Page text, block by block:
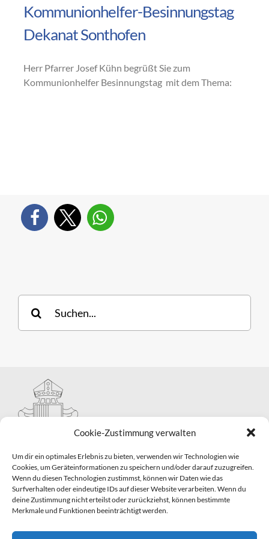
Cookie-Zustimmung verwalten
Um dir ein optimales Erlebnis zu bieten, verwenden wir Technologien wie
Cookies, um Geräteinformationen zu speichern und/oder darauf zuzugreifen.
Wenn du diesen Technologien zustimmst, können wir Daten wie das
Surfverhalten oder eindeutige IDs auf dieser Website verarbeiten. Wenn du
deine Zustimmung nicht erteilst oder zurückziehst, können bestimmte
Merkmale und Funktionen beeinträchtigt werden.
Kommunionhelfer-Besinnungstag
Dekanat Sonthofen
Herr Pfarrer Josef Kühn begrüßt Sie zum
Kommunionhelfer Besinnungstag mit dem Thema:
nach:
Hauptabteilung II – Seelsorge
Pastorale Grunddienste und Sakramentenpastoral
Telefon: 0821 3166-2593
gemeindepastoral@bistum-augsburg.de